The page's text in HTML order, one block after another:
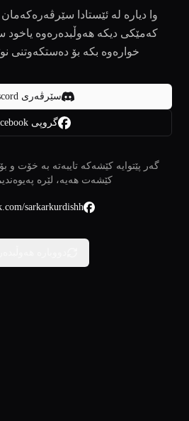
وا دیارە لە ئێستادا
کەمێکی دیکە هەوڵبدەرەوە یاخود
خوارەوە بکە بۆ دەستکەوتنی
سێرڤەری Discord
گروپی Facebook
گەر پێتوایە کێشەکە تایبەتە بە خۆت و
کێشەت هەیە، لێرە
sarkarkurdishh